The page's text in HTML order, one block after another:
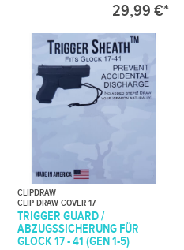
29,99 €*
CLIPDRAW
CLIP DRAW COVER 17
TRIGGER GUARD /
ABZUGSSICHERUNG FÜR
GLOCK 17 - 41 (GEN 1-5)